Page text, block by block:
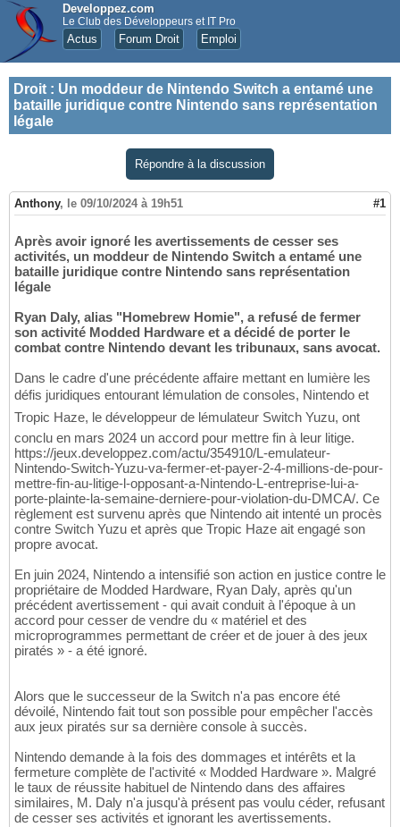
Developpez.com
Le Club des Développeurs et IT Pro
Actus Forum Droit Emploi
Droit : Un moddeur de Nintendo Switch a entamé une
bataille juridique contre Nintendo sans représentation
légale
Répondre à la discussion
Anthony, le 09/10/2024 à 19h51 #1
Après avoir ignoré les avertissements de cesser ses
activités, un moddeur de Nintendo Switch a entamé une
bataille juridique contre Nintendo sans représentation
légale
Ryan Daly, alias "Homebrew Homie", a refusé de fermer
son activité Modded Hardware et a décidé de porter le
combat contre Nintendo devant les tribunaux, sans avocat.
Dans le cadre d'une précédente affaire mettant en lumière les
défis juridiques entourant lémulation de consoles, Nintendo et
Tropic Haze, le développeur de lémulateur Switch Yuzu, ont
conclu en mars 2024 un accord pour mettre fin à leur litige.
https://jeux.developpez.com/actu/354910/L-emulateur-
Nintendo-Switch-Yuzu-va-fermer-et-payer-2-4-millions-de-pour-
mettre-fin-au-litige-l-opposant-a-Nintendo-L-entreprise-lui-a-
porte-plainte-la-semaine-derniere-pour-violation-du-DMCA/. Ce
règlement est survenu après que Nintendo ait intenté un procès
contre Switch Yuzu et après que Tropic Haze ait engagé son
propre avocat.
En juin 2024, Nintendo a intensifié son action en justice contre le
propriétaire de Modded Hardware, Ryan Daly, après qu'un
précédent avertissement - qui avait conduit à l'époque à un
accord pour cesser de vendre du « matériel et des
microprogrammes permettant de créer et de jouer à des jeux
piratés » - a été ignoré.
Alors que le successeur de la Switch n'a pas encore été
dévoilé, Nintendo fait tout son possible pour empêcher l'accès
aux jeux piratés sur sa dernière console à succès.
Nintendo demande à la fois des dommages et intérêts et la
fermeture complète de l'activité « Modded Hardware ». Malgré
le taux de réussite habituel de Nintendo dans des affaires
similaires, M. Daly n'a jusqu'à présent pas voulu céder, refusant
de cesser ses activités et ignorant les avertissements.